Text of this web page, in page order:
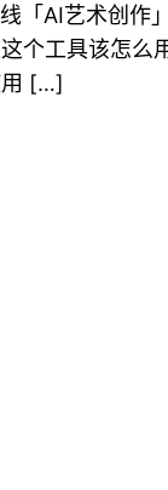
「AI艺术创作
个工具该怎么
用 […]